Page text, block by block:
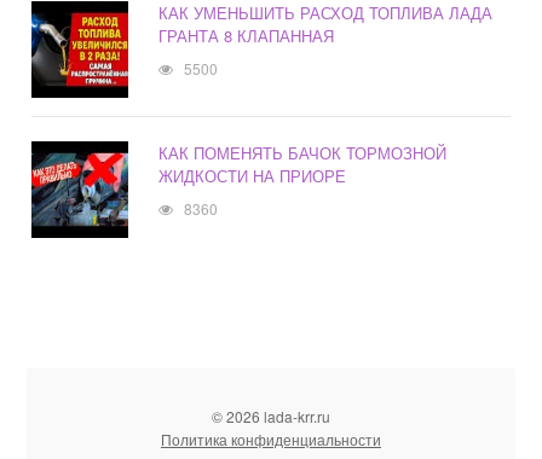
КАК УМЕНЬШИТЬ РАСХОД ТОПЛИВА ЛАДА
ГРАНТА 8 КЛАПАННАЯ
5500
КАК ПОМЕНЯТЬ БАЧОК ТОРМОЗНОЙ
ЖИДКОСТИ НА ПРИОРЕ
8360
© 2026 lada-krr.ru
Политика конфиденциальности